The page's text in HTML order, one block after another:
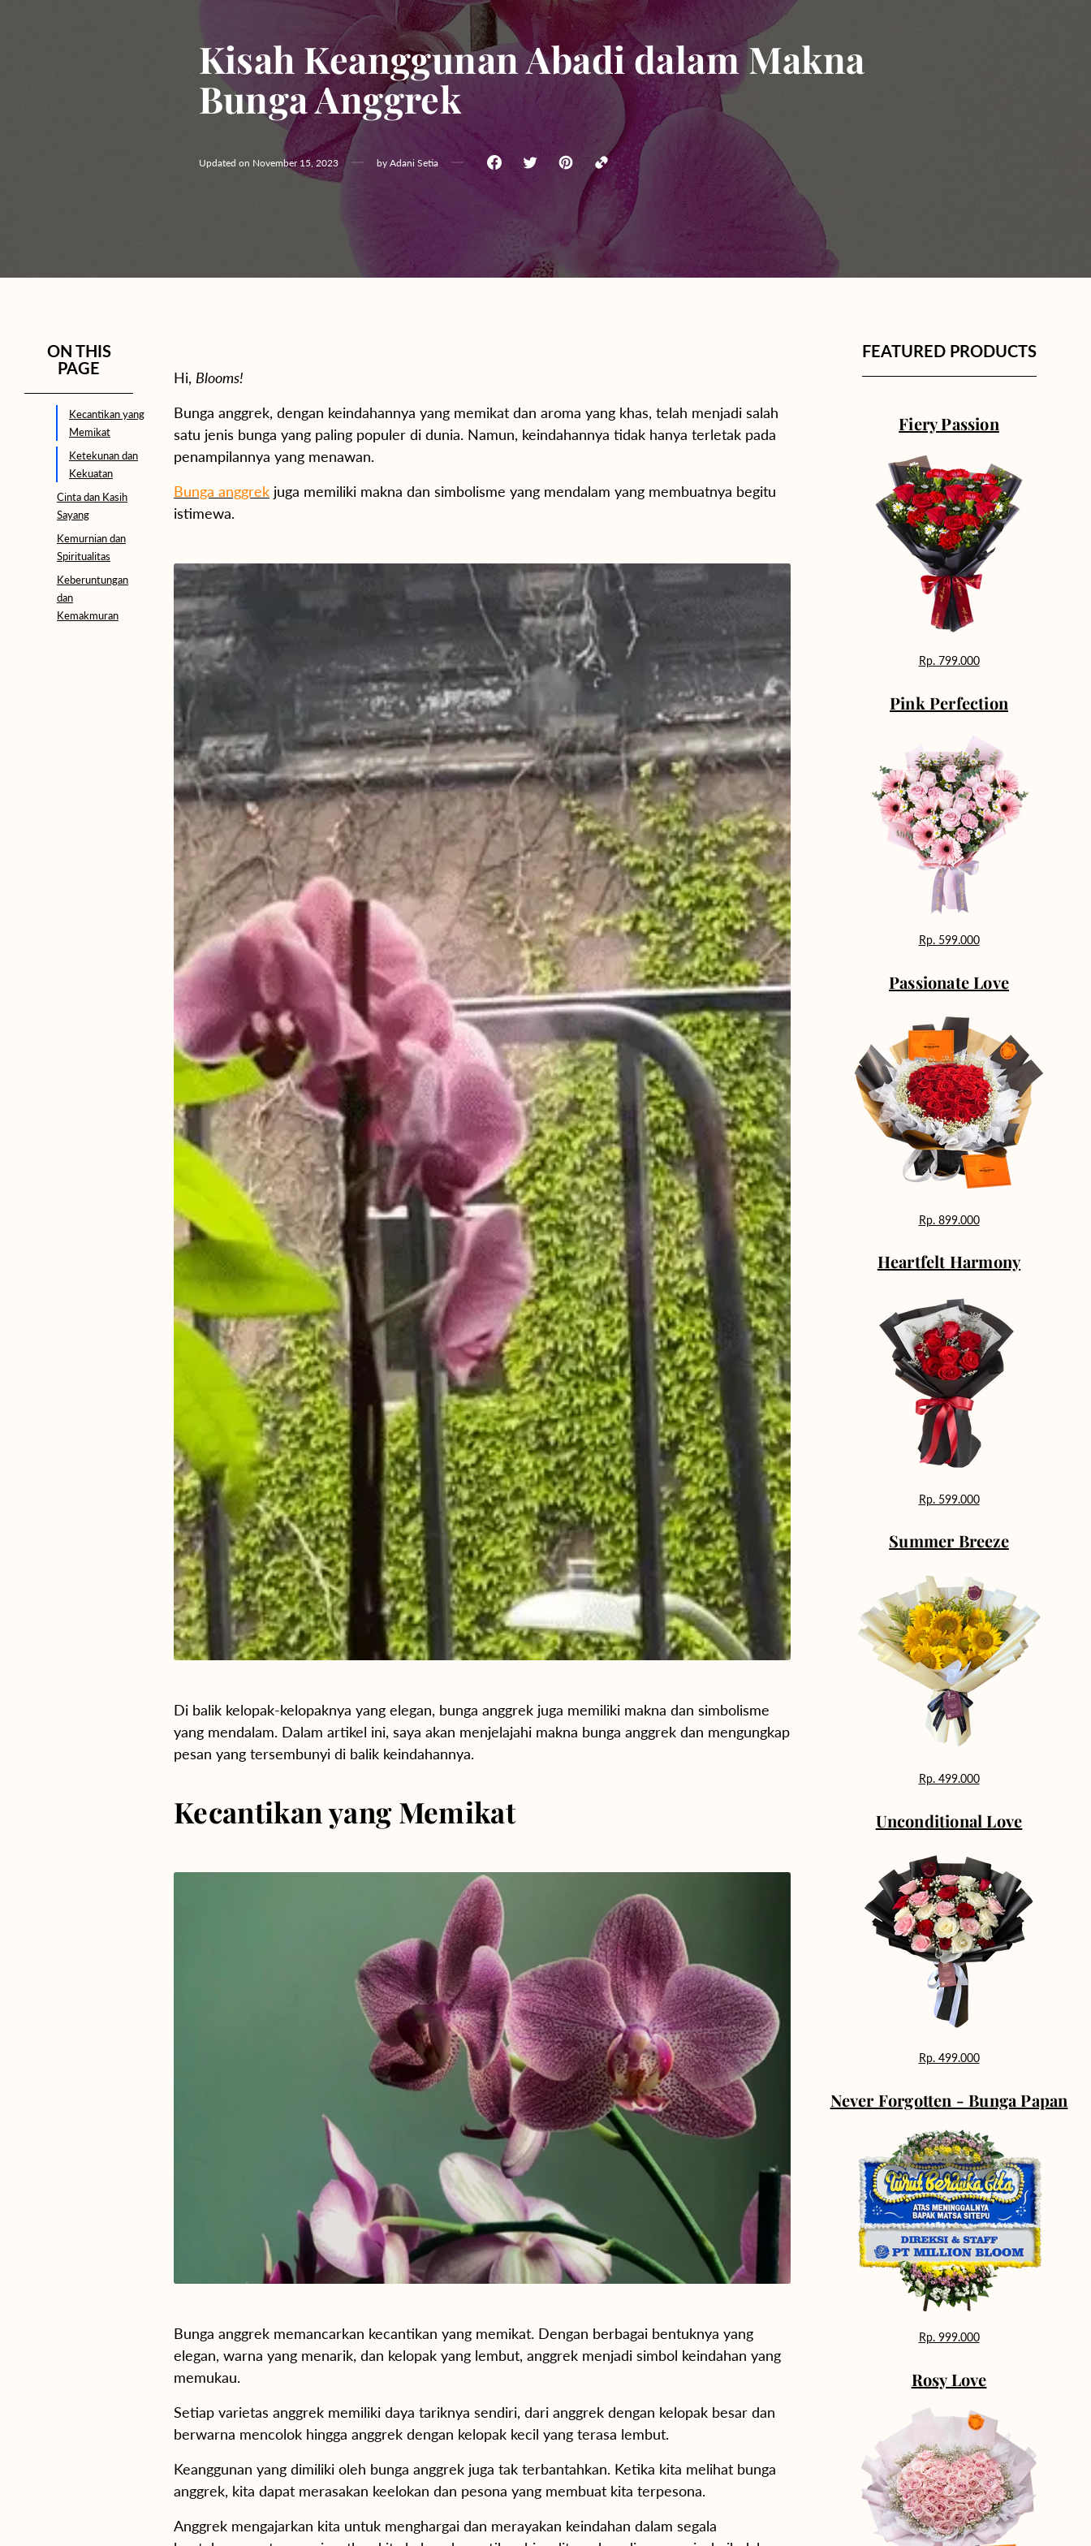
Yogyakarta
Bali
Kisah Keanggunan Abadi dalam Makna
Bunga Anggrek
Updated on November 15, 2023 by Adani Setia
ON THIS
PAGE
Kecantikan yang
Memikat
Ketekunan dan
Kekuatan
Cinta dan Kasih
Sayang
Kemurnian dan
Spiritualitas
Keberuntungan
dan
Kemakmuran
Hi, Blooms!
Bunga anggrek, dengan keindahannya yang memikat dan aroma yang khas, telah menjadi salah
satu jenis bunga yang paling populer di dunia. Namun, keindahannya tidak hanya terletak pada
penampilannya yang menawan.
Bunga anggrek juga memiliki makna dan simbolisme yang mendalam yang membuatnya begitu
istimewa.
Di balik kelopak-kelopaknya yang elegan, bunga anggrek juga memiliki makna dan simbolisme
yang mendalam. Dalam artikel ini, saya akan menjelajahi makna bunga anggrek dan mengungkap
pesan yang tersembunyi di balik keindahannya.
Kecantikan yang Memikat
Bunga anggrek memancarkan kecantikan yang memikat. Dengan berbagai bentuknya yang
elegan, warna yang menarik, dan kelopak yang lembut, anggrek menjadi simbol keindahan yang
memukau.
Setiap varietas anggrek memiliki daya tariknya sendiri, dari anggrek dengan kelopak besar dan
berwarna mencolok hingga anggrek dengan kelopak kecil yang terasa lembut.
Keanggunan yang dimiliki oleh bunga anggrek juga tak terbantahkan. Ketika kita melihat bunga
anggrek, kita dapat merasakan keelokan dan pesona yang membuat kita terpesona.
Anggrek mengajarkan kita untuk menghargai dan merayakan keindahan dalam segala
FEATURED PRODUCTS
Fiery Passion
Rp. 799.000
Pink Perfection
Rp. 599.000
Passionate Love
Rp. 899.000
Heartfelt Harmony
Rp. 599.000
Summer Breeze
Rp. 499.000
Unconditional Love
Rp. 499.000
Never Forgotten - Bunga Papan
Rp. 999.000
Rosy Love